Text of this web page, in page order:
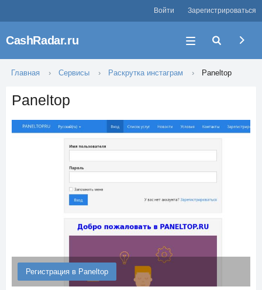
Войти Зарегистрироваться
CashRadar.ru
Главная Сервисы Раскрутка инстаграм Paneltop
Paneltop
Регистрация в Paneltop